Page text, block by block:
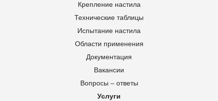
Крепление настила
Технические таблицы
Испытание настила
Области применения
Документация
Вакансии
Вопросы – ответы
Услуги